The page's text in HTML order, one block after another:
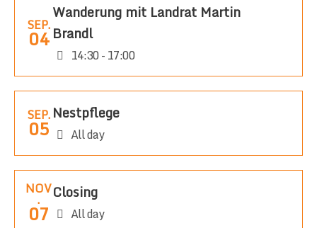
SEP.
04
Wanderung mit Landrat Martin
Brandl
14:30 - 17:00
SEP.
05
Nestpflege
All day
NOV
.
07
Closing
All day